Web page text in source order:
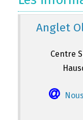
Anglet
Centre